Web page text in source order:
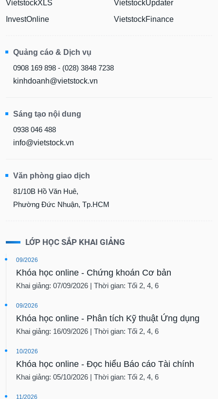
VietstockXLS
InvestOnline
VietstockUpdater
VietstockFinance
Quảng cáo & Dịch vụ
0908 169 898 - (028) 3848 7238
kinhdoanh@vietstock.vn
Sáng tạo nội dung
0938 046 488
info@vietstock.vn
Văn phòng giao dịch
81/10B Hồ Văn Huê,
Phường Đức Nhuận, Tp.HCM
LỚP HỌC SẮP KHAI GIẢNG
09/2026
Khóa học online - Chứng khoán Cơ bản
Khai giảng: 07/09/2026 | Thời gian: Tối 2, 4, 6
09/2026
Khóa học online - Phân tích Kỹ thuật Ứng dụng
Khai giảng: 16/09/2026 | Thời gian: Tối 2, 4, 6
10/2026
Khóa học online - Đọc hiểu Báo cáo Tài chính
Khai giảng: 05/10/2026 | Thời gian: Tối 2, 4, 6
11/2026